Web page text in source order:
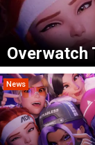
Overwatch
News